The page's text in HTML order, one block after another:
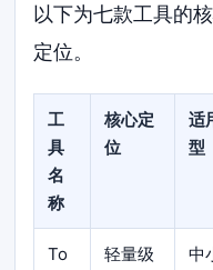
以下为七款工具的
定位。
工
具
名
称
核心定
位
适
型
To
轻量级
中